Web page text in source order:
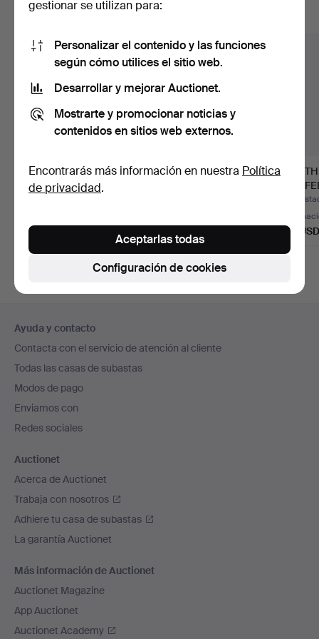
PIEZAS DE VAJILLA DE
CAFÉ, porcelana,
80 USD
Set de café, 38 piezas,
SET
64 USD
en
el
pie
de
página
Ayuda y contacto
Contacta con el servicio de atención al cliente
Todas las casas de subastas
Modos de pago
Enviamos con
Redes sociales
Auctionet
Acerca de Auctionet
Trabaja con nosotros
Adhiere tu casa de subastas
La garantía Auctionet
Más información de Auctionet
Auctionet Magazine
App Auctionet
Auctionet Academy
gestionar se utilizan para:
Personalizar el contenido y las funciones
según cómo utilices el sitio web.
Desarrollar y mejorar Auctionet.
Mostrarte y promocionar noticias y
contenidos en sitios web externos.
Encontrarás más información en nuestra Política
de privacidad.
Configuración de cookies
Aceptarlas todas